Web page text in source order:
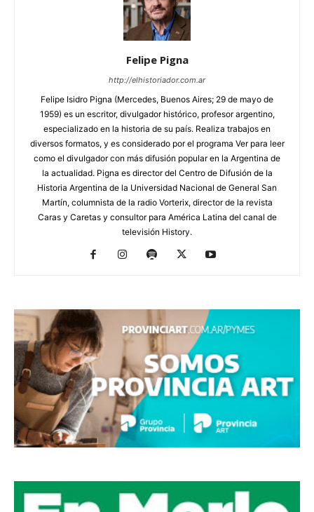
Felipe Pigna
http://elhistoriador.com.ar
Felipe Isidro Pigna (Mercedes, Buenos Aires; 29 de mayo de
1959) es un escritor, divulgador histórico, profesor argentino,
especializado en la historia de su país. Realiza trabajos en
diversos formatos, y es considerado por el programa Ver para leer
como el divulgador con más difusión popular en la Argentina de
la actualidad. Pigna es director del Centro de Difusión de la
Historia Argentina de la Universidad Nacional de General San
Martín, columnista de la radio Vorterix, director de la revista
Caras y Caretas y consultor para América Latina del canal de
televisión History.